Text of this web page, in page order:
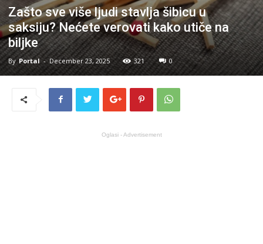
Zašto sve više ljudi stavlja šibicu u
saksiju? Nećete verovati kako utiče na
biljke
By Portal - December 23, 2025 321 0
Oglasi - Advertisement